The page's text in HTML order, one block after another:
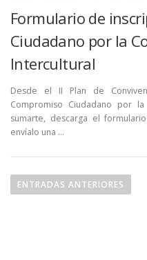
Formulario de
Ciudadano por la
Intercultural
Desde el II Plan de
Compromiso Ciudadano por
sumarte, descarga el
envíalo una …
aENTRADAS ANTERIORES